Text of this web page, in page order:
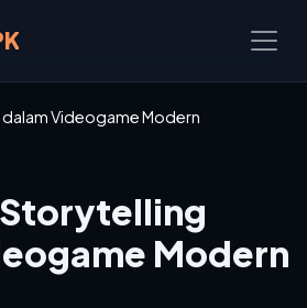
Videogame Modern
Modern